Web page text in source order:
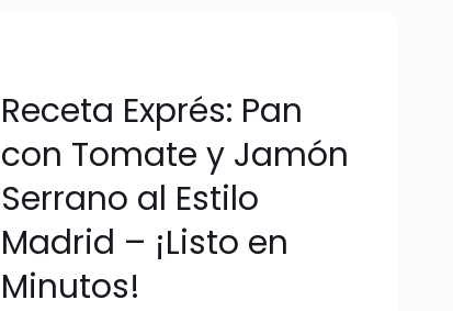
Receta Exprés: Pan
con Tomate y Jamón
Serrano al Estilo
Madrid – ¡Listo en
Minutos!